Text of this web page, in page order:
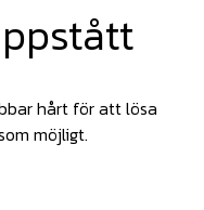
hårt för att lösa
möjligt.